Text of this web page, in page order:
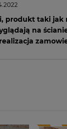
produkt taki jak
na